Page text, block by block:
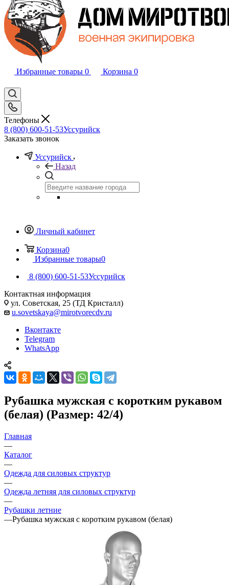
Избранные товары 0 Корзина 0
Телефоны
8 (800) 600-51-53Уссурийск
Заказать звонок
Уссурийск
Назад
Личный кабинет
Корзина0
Избранные товары0
8 (800) 600-51-53Уссурийск
Контактная информация
ул. Советская, 25 (ТД Кристалл)
u.sovetskaya@mirotvorecdv.ru
Вконтакте
Telegram
WhatsApp
Рубашка мужская с коротким рукавом
(белая) (Размер: 42/4)
Главная
—
Каталог
—
Одежда для силовых структур
—
Одежда летняя для силовых структур
—
Рубашки летние
—Рубашка мужская с коротким рукавом (белая)